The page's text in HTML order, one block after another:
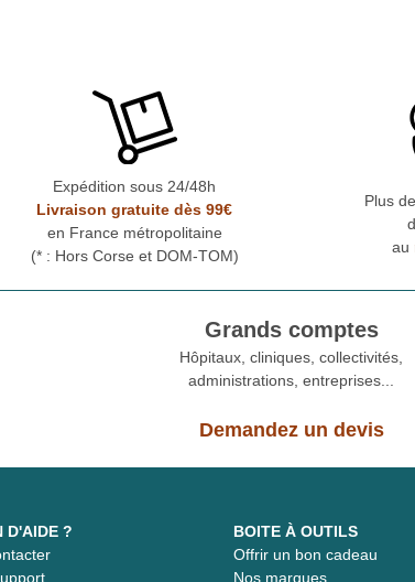
Expédition sous 24/48h
Livraison gratuite dès 99€
en France métropolitaine
(* : Hors Corse et DOM-TOM)
Plus
au
Grands comptes
Hôpitaux, cliniques, collectivités,
administrations, entreprises...
Demandez un devis
D'AIDE ?
BOITE À OUTILS
Offrir un bon cadeau
Nos marques